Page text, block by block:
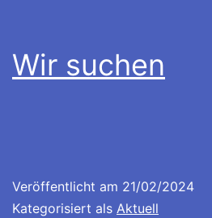
Wir suchen
Veröffentlicht am 21/02/2024
Kategorisiert als Aktuell